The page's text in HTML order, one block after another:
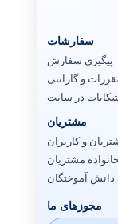
سفارشات
پیگیری سفارش
و گارانتی
در سایت
مشتریان
و کاربران
خانواده مشتریان
آموختگان
مجوزهای ما